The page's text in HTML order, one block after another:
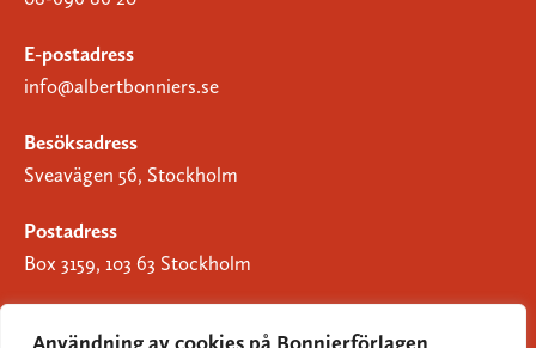
Användning av cookies på Bonnierförlagen
E-postadress
info@albertbonniers.se
Besöksadress
Sveavägen 56, Stockholm
Postadress
Box 3159, 103 63 Stockholm